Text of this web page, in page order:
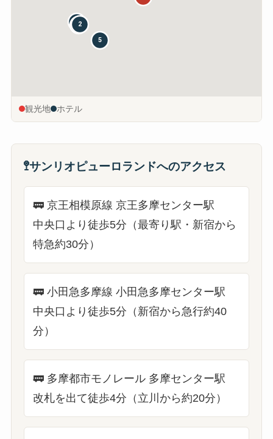
2
3
5
観光地 ホテル
🚏サンリオピューロランドへのアクセス
🚃京王相模原線 京王多摩センター駅
中央口より徒歩5分（最寄り駅・新宿から
特急約30分）
🚃小田急多摩線 小田急多摩センター駅
中央口より徒歩5分（新宿から急行約40
分）
🚃多摩都市モノレール 多摩センター駅
改札を出て徒歩4分（立川から約20分）